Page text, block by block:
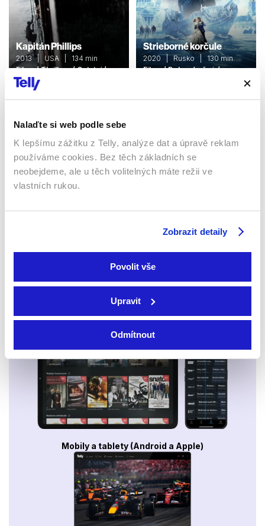
Nalaďte si web podle sebe
K lepšímu zážitku z Telly, analýze dat a úpravě reklam
používáme cookies. Bez těch základních se
neobejdeme, ale u těch volitelných máte režii ve
vlastních rukou.
Zobrazit detaily
Povolit vše
Upravit
Odmítnout
Kapitán Phillips
2013 | USA | 134 min
Filmy / Thrillery / Ostatní /
Drama / Životopisný
Strieborné korčule
2020 | Rusko | 130 min
Filmy / Dobrodružné /
Sledujte kdekoliv až na 6 zařízeních
Sledovat internetovou televizi jde odkudkoliv
po celé EU, a to až na 6 zařízeních.
Smart TV - Android, Google, Samsung, LG, VIDAA
Mobily a tablety (Android a Apple)